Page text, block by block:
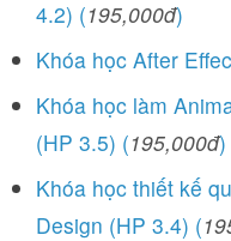
4.2) (195,000đ)
Khóa học After
Khóa học làm
(HP 3.5) (195,000đ)
Khóa học thiết kế
Design (HP 3.4) (